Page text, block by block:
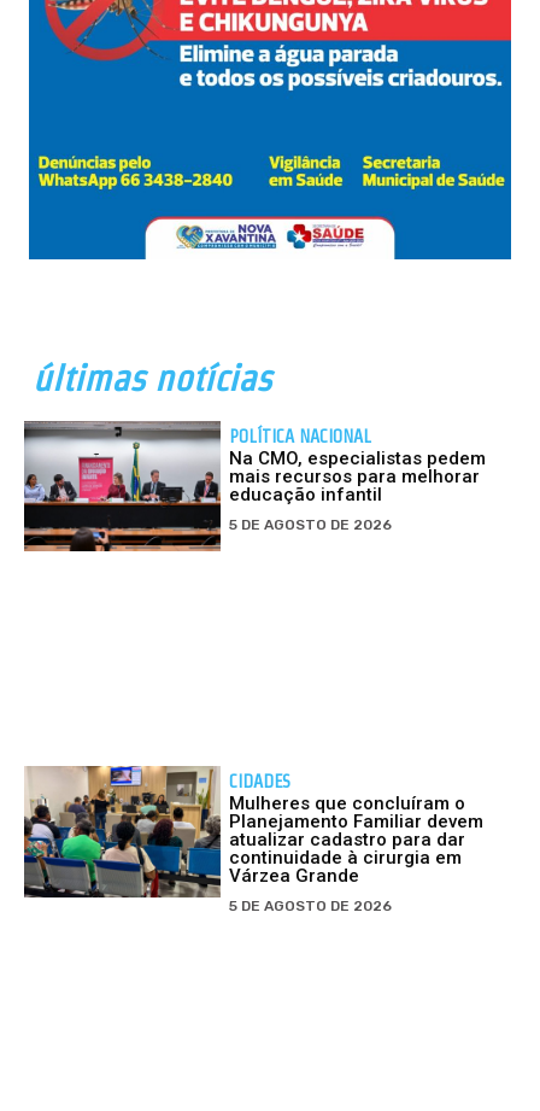
últimas notícias
POLÍTICA NACIONAL
Na CMO, especialistas pedem
mais recursos para melhorar
educação infantil
5 DE AGOSTO DE 2026
CIDADES
Mulheres que concluíram o
Planejamento Familiar devem
atualizar cadastro para dar
continuidade à cirurgia em
Várzea Grande
5 DE AGOSTO DE 2026